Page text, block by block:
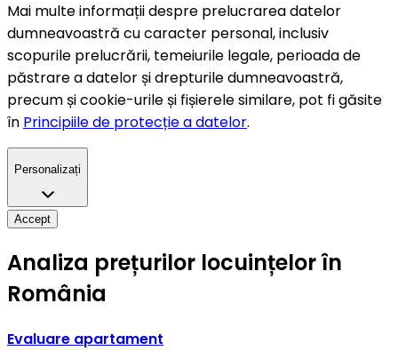
Mai multe informații despre prelucrarea datelor
dumneavoastră cu caracter personal, inclusiv
scopurile prelucrării, temeiurile legale, perioada de
păstrare a datelor și drepturile dumneavoastră,
precum și cookie-urile și fișierele similare, pot fi găsite
în Principiile de protecție a datelor.
Personalizați
Accept
Analiza prețurilor locuințelor în
România
Evaluare apartament